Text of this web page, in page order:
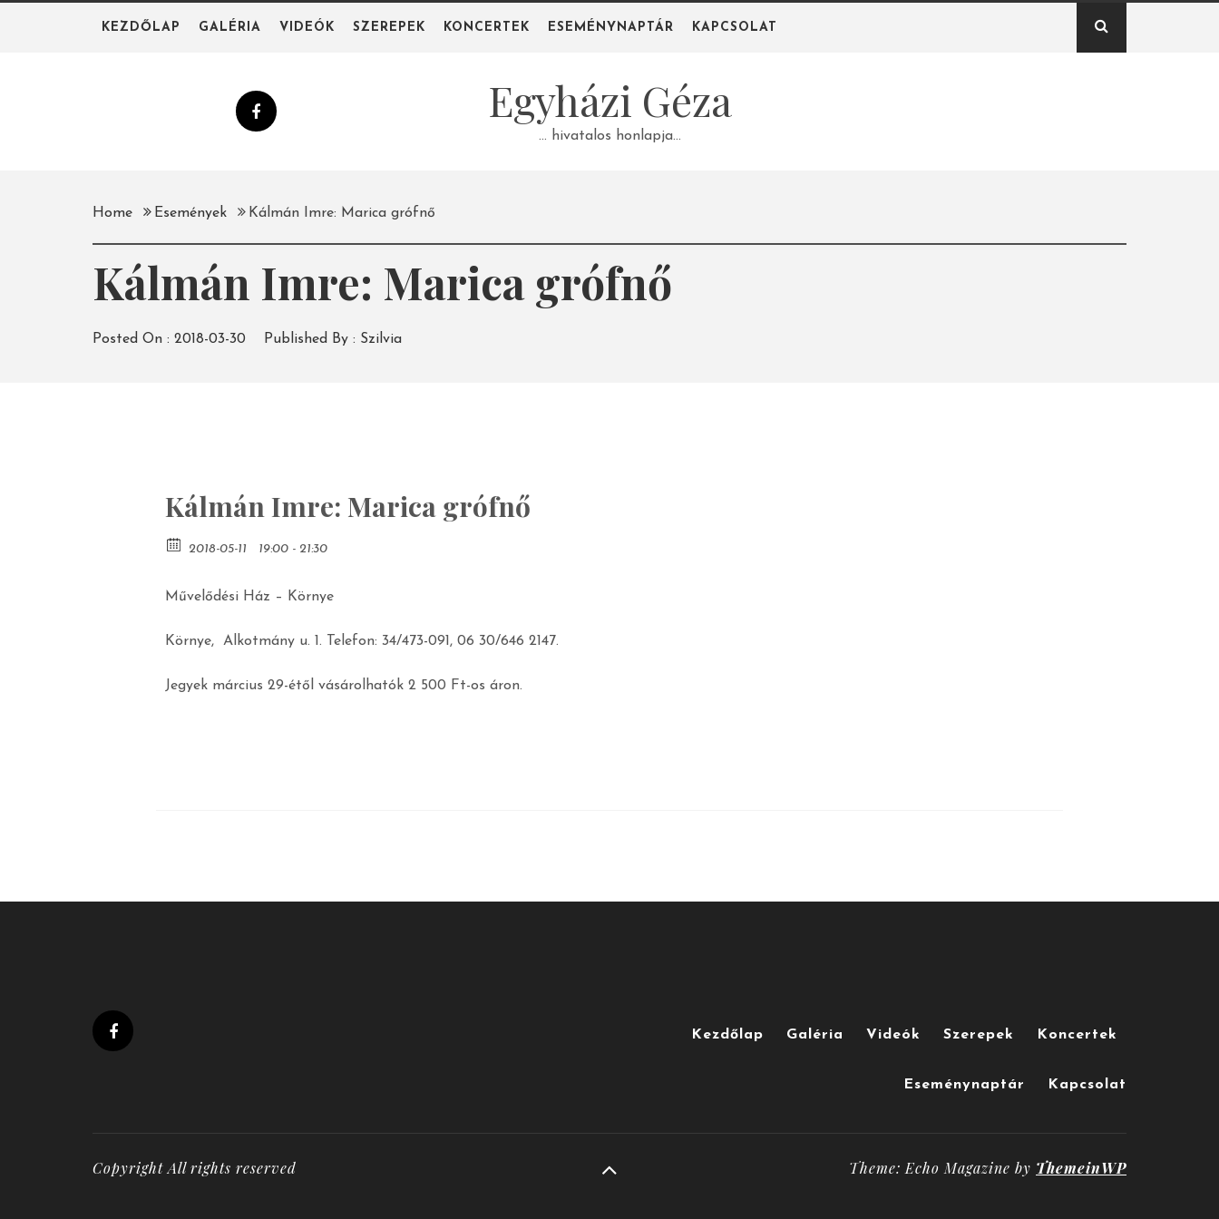
KEZDŐLAP GALÉRIA VIDEÓK SZEREPEK KONCERTEK ESEMÉNYNAPTÁR KAPCSOLAT
Egyházi Géza
… hivatalos honlapja…
Home Események Kálmán Imre: Marica grófnő
Kálmán Imre: Marica grófnő
Posted On : 2018-03-30 Published By : Szilvia
Kálmán Imre: Marica grófnő
2018-05-11 19:00 - 21:30
Művelődési Ház – Környe
Környe, Alkotmány u. 1. Telefon: 34/473-091, 06 30/646 2147.
Jegyek március 29-étől vásárolhatók 2 500 Ft-os áron.
Kezdőlap Galéria Videók Szerepek Koncertek
Eseménynaptár Kapcsolat
Copyright All rights reserved Theme: Echo Magazine by ThemeinWP